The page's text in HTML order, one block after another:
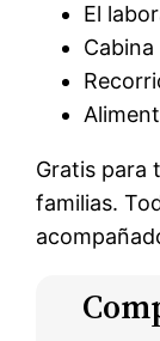
El
Gratis para
familias.